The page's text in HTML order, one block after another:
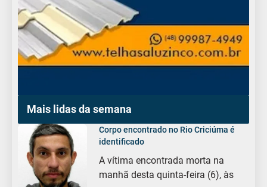
Mais lidas da semana
Corpo encontrado no Rio Criciúma é
identificado
A vítima encontrada morta na
manhã desta quinta-feira (6), às